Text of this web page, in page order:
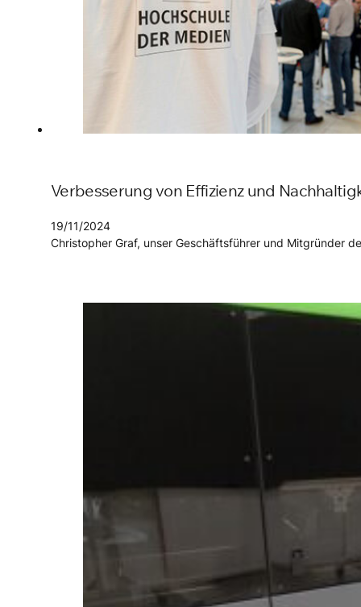
Verbesserung von Effizienz und
19/11/2024
Christopher Graf, unser Geschäftsführer und Mitgründer